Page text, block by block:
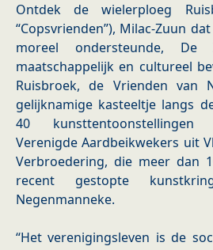
Ontdek de wielerploeg
“Copsvrienden”), Milac-Zuun
moreel ondersteunde, De
maatschappelijk en cultureel
Ruisbroek, de Vrienden van
gelijknamige kasteeltje langs
40
Verenigde Aardbeikwekers uit
Verbroedering, die meer dan
recent gestopte
Negenmanneke.
“Het verenigingsleven is de